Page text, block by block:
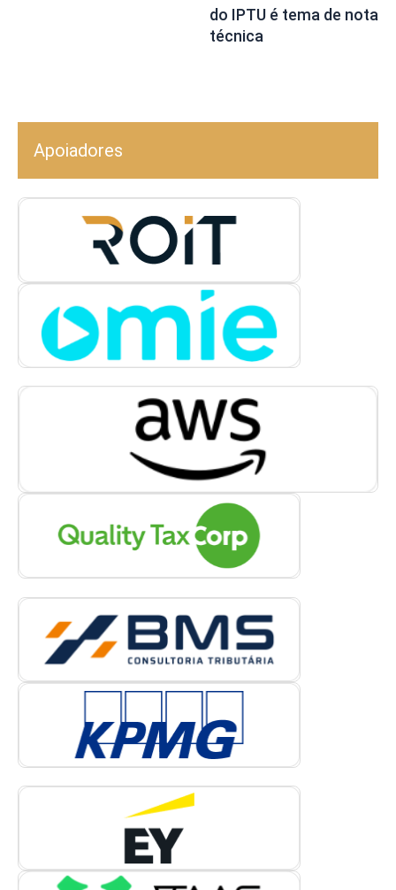
do IPTU é tema de nota
técnica
Apoiadores